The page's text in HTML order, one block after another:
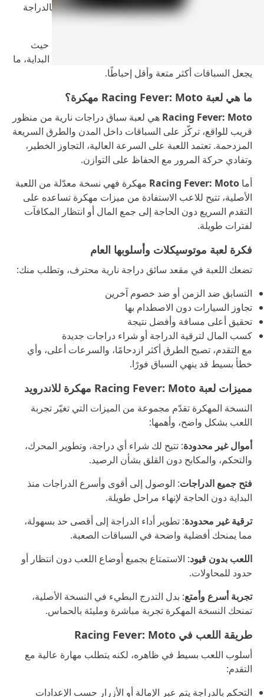
السيارات، اتخاذ القرار في أجزاء من الثانية، والتحكم بالدراجة
عند أقصى سرعة ممكنة.
النسخة المهكرة من اللعبة تضيف بُعدًا مختلفًا للتجربة، حيث
تزيل القيود المالية وتمنحك حرية التطوير والترقية منذ البداية، ما
يجعل السباقات أكثر متعة وأقل إحباطًا.
ما هي لعبة Racing Fever: Moto مهكرة؟
Racing Fever: Moto هي لعبة سباق دراجات نارية من منظور
قريب للواقع، تركّز على السباقات داخل المدن والطرق السريعة
المزدحمة. تعتمد اللعبة على السرعة العالية، التجاوز الخطير،
وتفادي حركة المرور مع الحفاظ على التوازن.
أما Racing Fever: Moto مهكرة فهي نسخة معدّلة من اللعبة
الأصلية، تتيح للاعب الاستفادة من ميزات مهكرة تساعده على
التقدم السريع دون الحاجة إلى جمع المال أو انتظار المكافآت
لفترات طويلة.
فكرة لعبة موتوسيكلات وأسلوبها العام
تضعك اللعبة في مقعد سائق دراجة نارية محترف، وتطلب منك:
التسابق ضد الزمن أو ضد خصوم آخرين
تجاوز السيارات دون الاصطدام بها
تحقيق أعلى مسافة وأفضل نتيجة
كسب المال لترقية الدراجة أو شراء دراجات جديدة
مع التقدم، تصبح الطرق أكثر ازدحامًا، والسرعات أعلى، وأي
خطأ بسيط قد ينهي السباق فورًا.
مميزات لعبة Racing Fever: Moto مهكرة للاندرويد
النسخة المهكرة تقدّم مجموعة من الميزات التي تغيّر تجربة
اللعب بشكل واضح، وأهمها:
أموال غير محدودة: تتيح لك شراء أي دراجة، وتطوير المحرك،
والتحكم، والمكابح دون القلق بشأن الرصيد.
فتح جميع الدراجات: الوصول إلى أقوى وأسرع الدراجات منذ
البداية دون الحاجة لإنهاء مراحل طويلة.
ترقية غير محدودة: تطوير أداء الدراجة إلى أقصى حد بسهولة،
مما يمنحك أفضلية واضحة في السباقات الصعبة.
اللعب بدون قيود: الاستمتاع بجميع أوضاع اللعب دون انتظار أو
حدود للمحاولات.
تجربة أسرع وأمتع: بدل التدرج البطيء في النسخة الأصلية،
تمنحك النسخة المهكرة تجربة مباشرة ومليئة بالحماس.
طريقة اللعب في Racing Fever: Moto
أسلوب اللعب بسيط في ظاهره، لكنه يتطلب مهارة عالية مع
التقدم:
التحكم بالدراجة يتم عبر الإمالة أو الأزرار حسب الإعدادات